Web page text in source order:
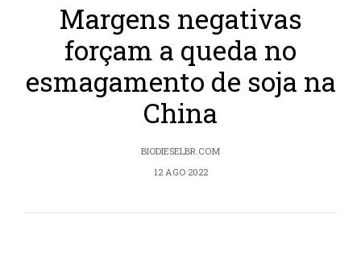
Margens negativas
forçam a queda no
esmagamento de soja na
China
BIODIESELBR.COM
12 AGO 2022